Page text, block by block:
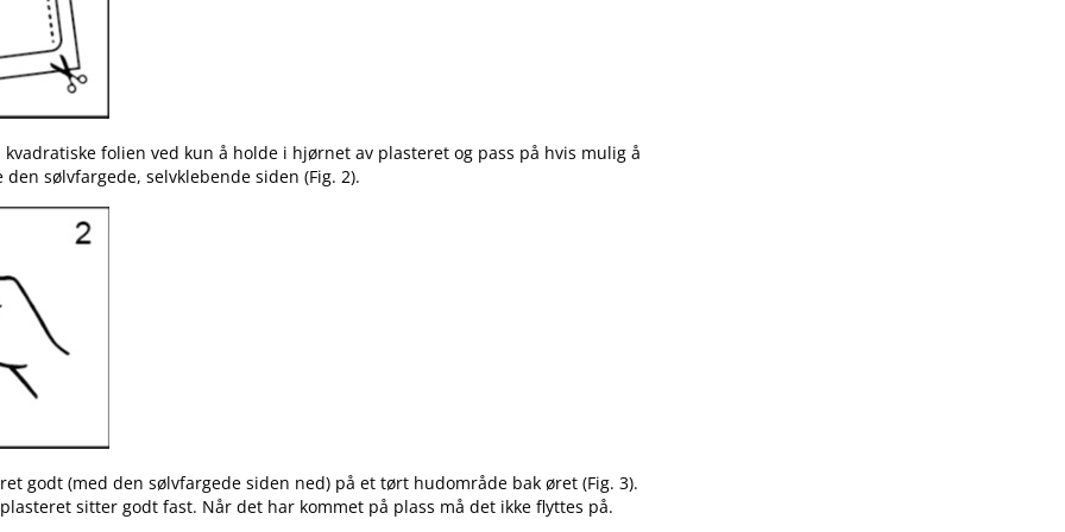
kvadratiske folien ved kun å holde i hjørnet av plasteret og pass på hvis mulig å
den sølvfargede, selvklebende siden (Fig. 2).
godt (med den sølvfargede siden ned) på et tørt hudområde bak øret (Fig. 3).
sitter godt fast. Når det har kommet på plass må det ikke flyttes på.